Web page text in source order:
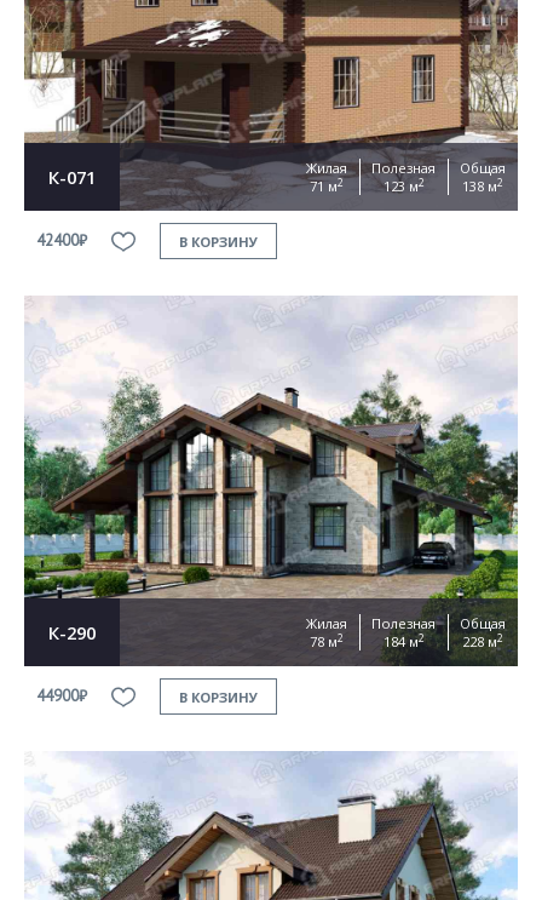
К-071
Жилая
71 м2
Полезная
123 м2
Общая
138 м2
42400₽ В КОРЗИНУ
К-290
Жилая
78 м2
Полезная
184 м2
Общая
228 м2
44900₽ В КОРЗИНУ